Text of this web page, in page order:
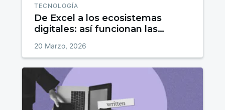
TECNOLOGÍA
De Excel a los ecosistemas
digitales: así funcionan las
20 Marzo, 2026